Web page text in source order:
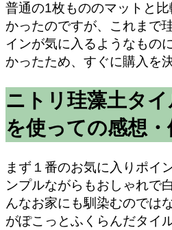
普通の1枚もののマットと
かったのですが、これまで
インが気に入るようなもの
かったため、すぐに購入を
ニトリ珪藻土タ
を使っての感想
まず１番のお気に入りポイ
ンプルながらもおしゃれで
んなお家にも馴染むのでは
がぽこっとふくらんだタイ